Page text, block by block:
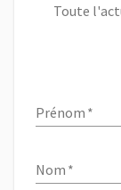
Toute
Prénom *
Nom *